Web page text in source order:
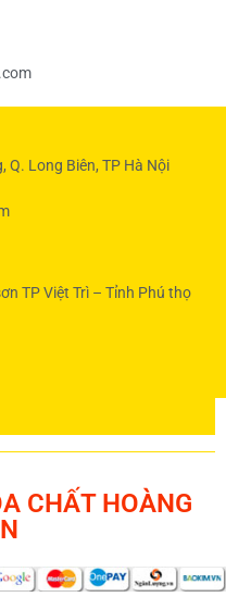
Q. Long Biên, TP Hà Nội
TP Việt Trì – Tỉnh Phú thọ
CHẤT HOÀNG